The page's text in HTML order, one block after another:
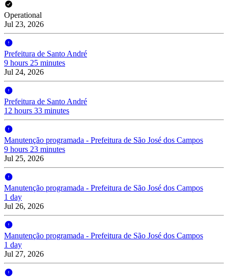
Operational
Jul 23, 2026
Prefeitura de Santo André
9 hours 25 minutes
Jul 24, 2026
Prefeitura de Santo André
12 hours 33 minutes
Manutenção programada - Prefeitura de São José dos Campos
9 hours 23 minutes
Jul 25, 2026
Manutenção programada - Prefeitura de São José dos Campos
1 day
Jul 26, 2026
Manutenção programada - Prefeitura de São José dos Campos
1 day
Jul 27, 2026